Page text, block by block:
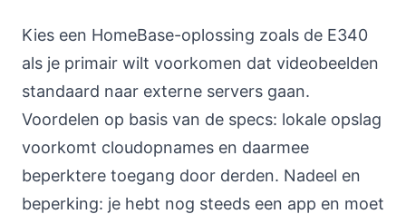
Kies een HomeBase-oplossing zoals de E340
als je primair wilt voorkomen dat videobeelden
standaard naar externe servers gaan.
Voordelen op basis van de specs: lokale opslag
voorkomt cloudopnames en daarmee
beperktere toegang door derden. Nadeel en
beperking: je hebt nog steeds een app en moet